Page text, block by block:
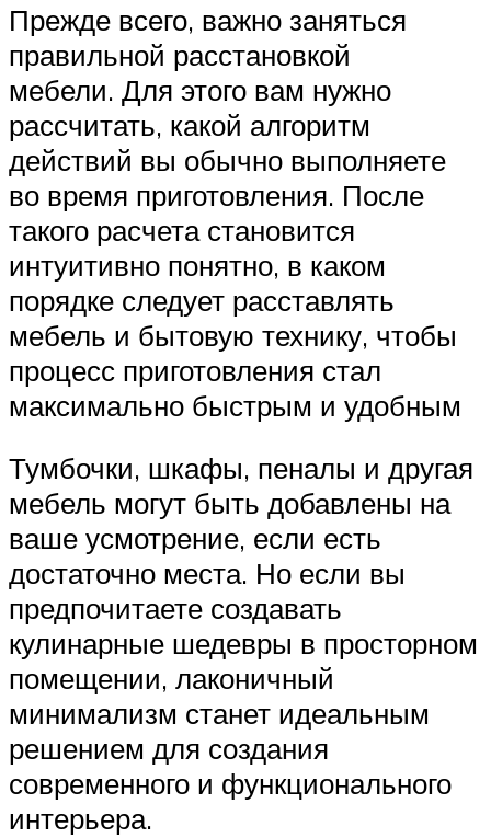
Прежде всего, важно заняться
правильной расстановкой
мебели. Для этого вам нужно
рассчитать, какой алгоритм
действий вы обычно выполняете
во время приготовления. После
такого расчета становится
интуитивно понятно, в каком
порядке следует расставлять
мебель и бытовую технику, чтобы
процесс приготовления стал
максимально быстрым и удобным
Тумбочки, шкафы, пеналы и другая
мебель могут быть добавлены на
ваше усмотрение, если есть
достаточно места. Но если вы
предпочитаете создавать
кулинарные шедевры в просторном
помещении, лаконичный
минимализм станет идеальным
решением для создания
современного и функционального
интерьера.